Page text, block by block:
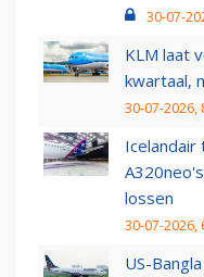
30-07-
KLM laat
kwartaal,
30-07-2026,
lossen
30-07-2026,
US-